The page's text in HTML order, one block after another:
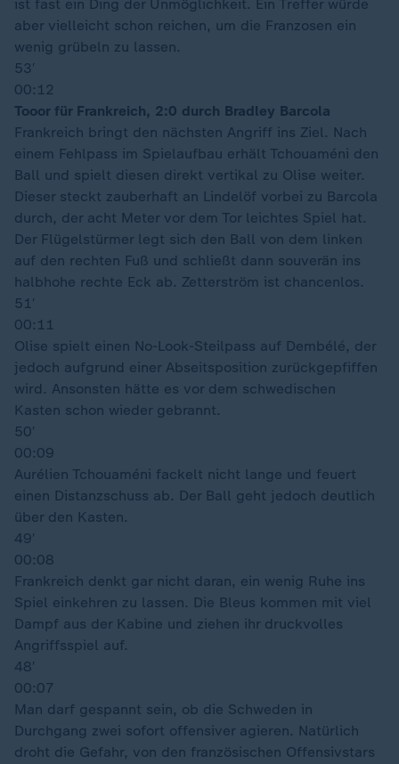
ist fast ein Ding der Unmöglichkeit. Ein Treffer würde
aber vielleicht schon reichen, um die Franzosen ein
wenig grübeln zu lassen.
53′
00:12
Tooor für Frankreich, 2:0 durch Bradley Barcola
Frankreich bringt den nächsten Angriff ins Ziel. Nach
einem Fehlpass im Spielaufbau erhält Tchouaméni den
Ball und spielt diesen direkt vertikal zu Olise weiter.
Dieser steckt zauberhaft an Lindelöf vorbei zu Barcola
durch, der acht Meter vor dem Tor leichtes Spiel hat.
Der Flügelstürmer legt sich den Ball von dem linken
auf den rechten Fuß und schließt dann souverän ins
halbhohe rechte Eck ab. Zetterström ist chancenlos.
51′
00:11
Olise spielt einen No-Look-Steilpass auf Dembélé, der
jedoch aufgrund einer Abseitsposition zurückgepfiffen
wird. Ansonsten hätte es vor dem schwedischen
Kasten schon wieder gebrannt.
50′
00:09
Aurélien Tchouaméni fackelt nicht lange und feuert
einen Distanzschuss ab. Der Ball geht jedoch deutlich
über den Kasten.
49′
00:08
Frankreich denkt gar nicht daran, ein wenig Ruhe ins
Spiel einkehren zu lassen. Die Bleus kommen mit viel
Dampf aus der Kabine und ziehen ihr druckvolles
Angriffsspiel auf.
48′
00:07
Man darf gespannt sein, ob die Schweden in
Durchgang zwei sofort offensiver agieren. Natürlich
droht die Gefahr, von den französischen Offensivstars